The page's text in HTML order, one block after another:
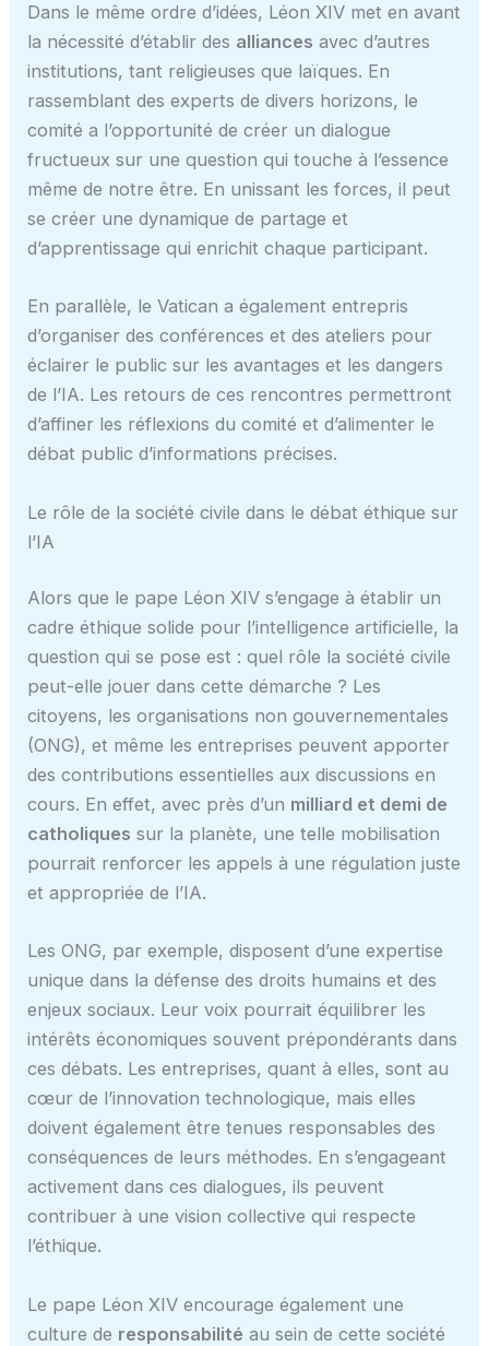
Dans le même ordre d’idées, Léon XIV met en avant
la nécessité d’établir des alliances avec d’autres
institutions, tant religieuses que laïques. En
rassemblant des experts de divers horizons, le
comité a l’opportunité de créer un dialogue
fructueux sur une question qui touche à l’essence
même de notre être. En unissant les forces, il peut
se créer une dynamique de partage et
d’apprentissage qui enrichit chaque participant.
En parallèle, le Vatican a également entrepris
d’organiser des conférences et des ateliers pour
éclairer le public sur les avantages et les dangers
de l’IA. Les retours de ces rencontres permettront
d’affiner les réflexions du comité et d’alimenter le
débat public d’informations précises.
Le rôle de la société civile dans le débat éthique sur
l’IA
Alors que le pape Léon XIV s’engage à établir un
cadre éthique solide pour l’intelligence artificielle, la
question qui se pose est : quel rôle la société civile
peut-elle jouer dans cette démarche ? Les
citoyens, les organisations non gouvernementales
(ONG), et même les entreprises peuvent apporter
des contributions essentielles aux discussions en
cours. En effet, avec près d’un milliard et demi de
catholiques sur la planète, une telle mobilisation
pourrait renforcer les appels à une régulation juste
et appropriée de l’IA.
Les ONG, par exemple, disposent d’une expertise
unique dans la défense des droits humains et des
enjeux sociaux. Leur voix pourrait équilibrer les
intérêts économiques souvent prépondérants dans
ces débats. Les entreprises, quant à elles, sont au
cœur de l’innovation technologique, mais elles
doivent également être tenues responsables des
conséquences de leurs méthodes. En s’engageant
activement dans ces dialogues, ils peuvent
contribuer à une vision collective qui respecte
l’éthique.
Le pape Léon XIV encourage également une
culture de responsabilité au sein de cette société